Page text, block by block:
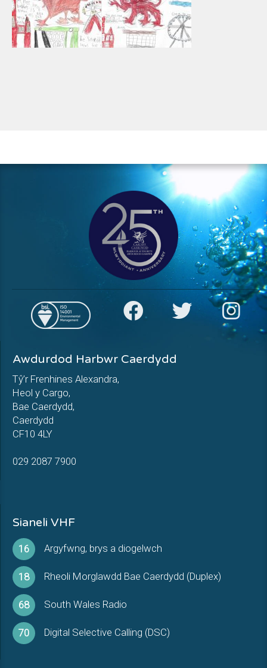
Awdurdod Harbwr Caerdydd
Tŷ’r Frenhines Alexandra,
Heol y Cargo,
Bae Caerdydd,
Caerdydd
CF10 4LY
029 2087 7900
Sianeli VHF
16 Argyfwng, brys a diogelwch
18 Rheoli Morglawdd Bae Caerdydd (Duplex)
68 South Wales Radio
70 Digital Selective Calling (DSC)